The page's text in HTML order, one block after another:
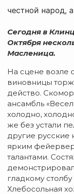
честной народ,
Сегодня в
Октября
Масленица.
На сцене возле
виновницы
действо.
ансамбль
холодно,
же без устали
другие русские
ярким
талантами.
гладкому
Хлебосольная